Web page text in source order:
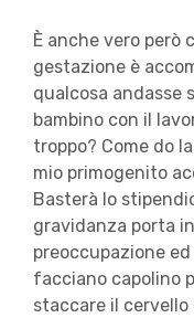
È anche vero però
gestazione è
qualcosa andasse
bambino con il
troppo? Come do
mio primogenito
Basterà lo
gravidanza porta
preoccupazione
facciano capolino
staccare il cervello